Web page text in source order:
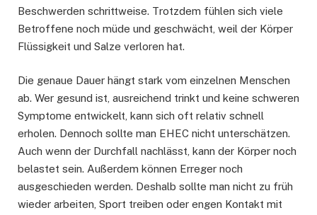
Beschwerden schrittweise. Trotzdem fühlen sich viele
Betroffene noch müde und geschwächt, weil der Körper
Flüssigkeit und Salze verloren hat.
Die genaue Dauer hängt stark vom einzelnen Menschen
ab. Wer gesund ist, ausreichend trinkt und keine schweren
Symptome entwickelt, kann sich oft relativ schnell
erholen. Dennoch sollte man EHEC nicht unterschätzen.
Auch wenn der Durchfall nachlässt, kann der Körper noch
belastet sein. Außerdem können Erreger noch
ausgeschieden werden. Deshalb sollte man nicht zu früh
wieder arbeiten, Sport treiben oder engen Kontakt mit